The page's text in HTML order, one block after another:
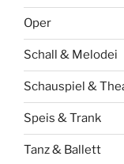
Oper
Schall & Melodei
Schauspiel &
Speis & Trank
Tanz & Ballett